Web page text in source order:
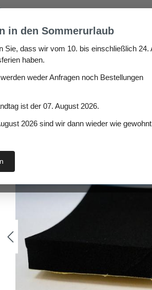
Moosgummi klebend
Hö: 2mm, Br:
in den Sommerurlaub
Sie, dass wir vom 10. bis einschließlich 24.
haben.
weder Anfragen noch Bestellungen
ist der 07. August 2026.
2026 sind wir dann wieder wie